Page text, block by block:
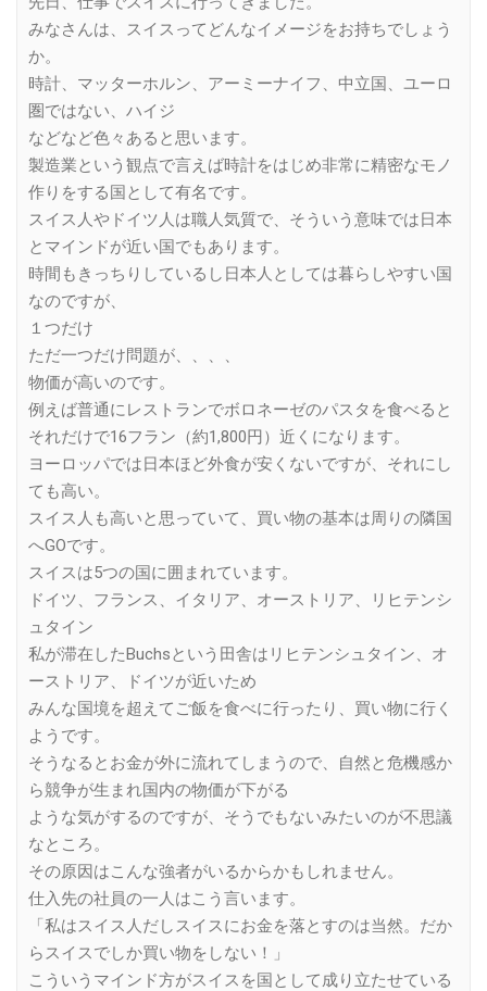
みなさんは、スイスってどんなイメージをお持ちでしょう
か。
時計、マッターホルン、アーミーナイフ、中立国、ユーロ
圏ではない、ハイジ
などなど色々あると思います。
製造業という観点で言えば時計をはじめ非常に精密なモノ
作りをする国として有名です。
スイス人やドイツ人は職人気質で、そういう意味では日本
とマインドが近い国でもあります。
時間もきっちりしているし日本人としては暮らしやすい国
なのですが、
１つだけ
ただ一つだけ問題が、、、、
物価が高いのです。
例えば普通にレストランでボロネーゼのパスタを食べると
それだけで16フラン（約1,800円）近くになります。
ヨーロッパでは日本ほど外食が安くないですが、それにし
ても高い。
スイス人も高いと思っていて、買い物の基本は周りの隣国
へGOです。
スイスは5つの国に囲まれています。
ドイツ、フランス、イタリア、オーストリア、リヒテンシ
ュタイン
私が滞在したBuchsという田舎はリヒテンシュタイン、オ
ーストリア、ドイツが近いため
みんな国境を超えてご飯を食べに行ったり、買い物に行く
ようです。
そうなるとお金が外に流れてしまうので、自然と危機感か
ら競争が生まれ国内の物価が下がる
ような気がするのですが、そうでもないみたいのが不思議
なところ。
その原因はこんな強者がいるからかもしれません。
仕入先の社員の一人はこう言います。
「私はスイス人だしスイスにお金を落とすのは当然。だか
らスイスでしか買い物をしない！」
こういうマインド方がスイスを国として成り立たせている